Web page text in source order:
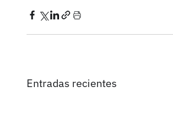
Entradas recientes